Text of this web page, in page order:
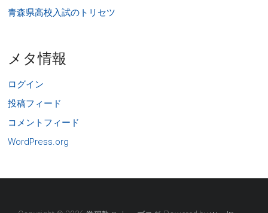
青森県高校入試のトリセツ
メタ情報
ログイン
投稿フィード
コメントフィード
WordPress.org